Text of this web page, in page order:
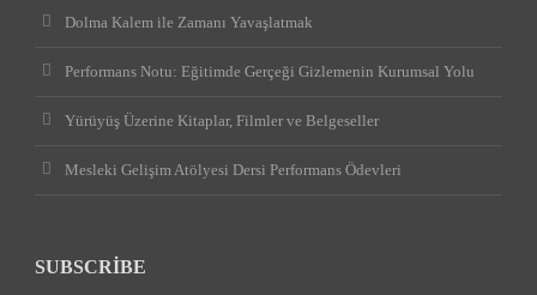
Dolma Kalem ile Zamanı Yavaşlatmak
Performans Notu: Eğitimde Gerçeği Gizlemenin Kurumsal Yolu
Yürüyüş Üzerine Kitaplar, Filmler ve Belgeseller
Mesleki Gelişim Atölyesi Dersi Performans Ödevleri
SUBSCRIBE